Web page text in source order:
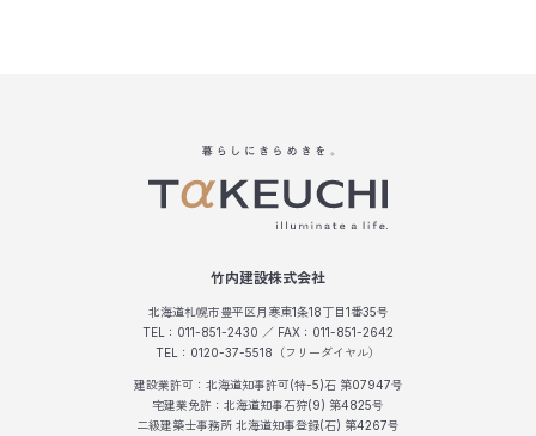
竹内建設株式会社
北海道札幌市豊平区月寒東1条18丁目1番35号
TEL：011-851-2430 ／ FAX：011-851-2642
TEL：0120-37-5518（フリーダイヤル）
建設業許可：北海道知事許可(特-5)石 第07947号
宅建業免許：北海道知事石狩(9) 第4825号
二級建築士事務所 北海道知事登録(石) 第4267号